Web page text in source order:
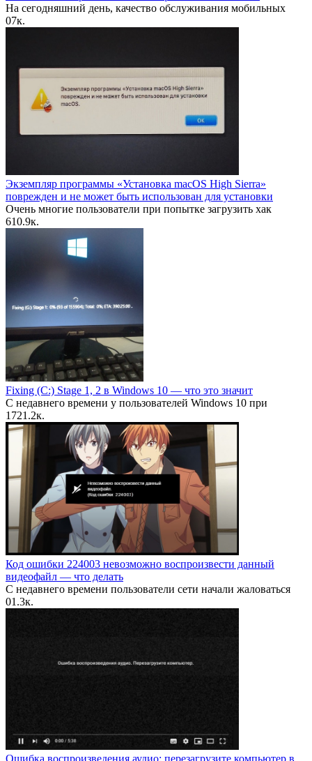
На сегодняшний день, качество обслуживания мобильных
07к.
Экземпляр программы «Установка macOS High Sierra»
поврежден и не может быть использован для установки
Очень многие пользователи при попытке загрузить хак
610.9к.
Fixing (C:) Stage 1, 2 в Windows 10 — что это значит
С недавнего времени у пользователей Windows 10 при
1721.2к.
Код ошибки 224003 невозможно воспроизвести данный
видеофайл — что делать
С недавнего времени пользователи сети начали жаловаться
01.3к.
Ошибка воспроизведения аудио: перезагрузите компьютер в